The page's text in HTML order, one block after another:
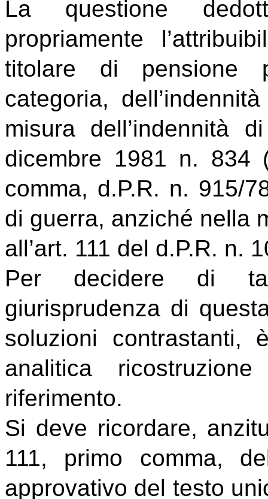
La questione
propriamente
titolare di pensione
categoria,
misura dell’indennità
dicembre 1981 n. 834
comma, d.P.R. n. 915/
di guerra, anziché nella
all’art. 111 del d.P.R. n.
Per decidere di
giurisprudenza di
soluzioni contrastanti,
analitica
riferimento.
Si deve ricordare,
111, primo comma,
approvativo del testo